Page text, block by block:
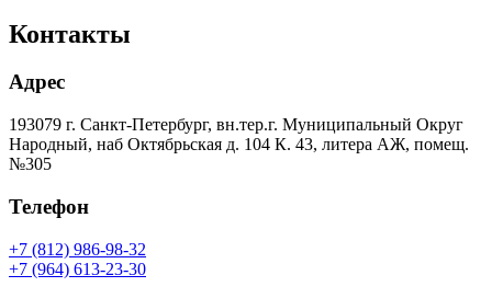
Контакты
Адрес
193079 г. Санкт-Петербург, вн.тер.г. Муниципальный Округ
Народный, наб Октябрьская д. 104 К. 43, литера АЖ, помещ.
№305
Телефон
+7 (812) 986-98-32
+7 (964) 613-23-30